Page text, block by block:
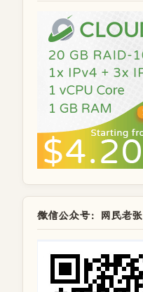
微信公众号：网民老张